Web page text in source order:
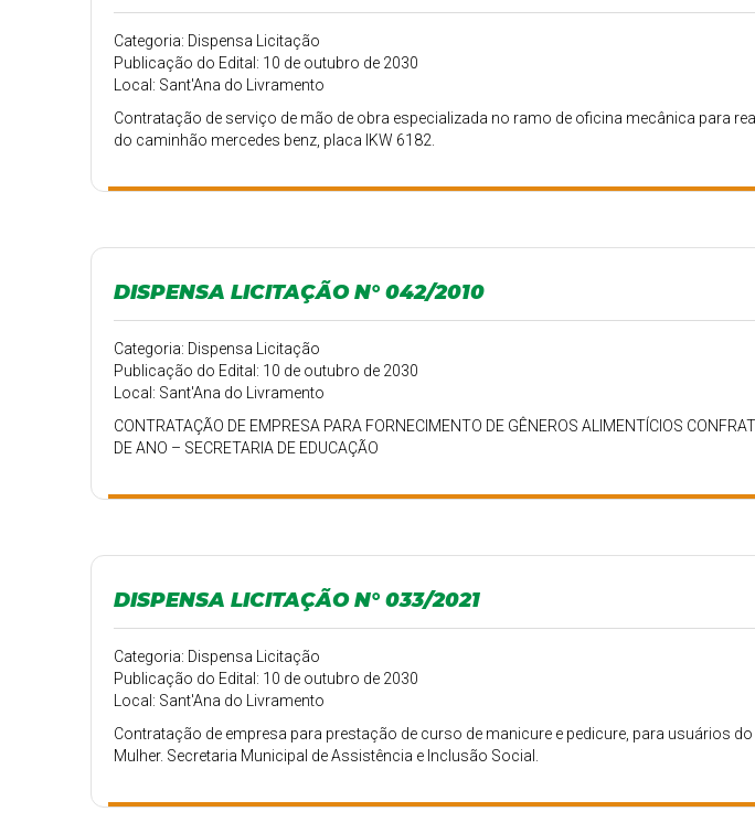
Categoria: Dispensa Licitação
Publicação do Edital: 10 de outubro de 2030
Local: Sant'Ana do Livramento
Contratação de serviço de mão de obra especializada no ramo de oficina mecânica para
do caminhão mercedes benz, placa IKW 6182.
DISPENSA LICITAÇÃO N° 042/2010
Categoria: Dispensa Licitação
Publicação do Edital: 10 de outubro de 2030
Local: Sant'Ana do Livramento
CONTRATAÇÃO DE EMPRESA PARA FORNECIMENTO DE GÊNEROS ALIMENTÍCIOS
DE ANO – SECRETARIA DE EDUCAÇÃO
DISPENSA LICITAÇÃO N° 033/2021
Categoria: Dispensa Licitação
Publicação do Edital: 10 de outubro de 2030
Local: Sant'Ana do Livramento
Contratação de empresa para prestação de curso de manicure e pedicure, para usuários do
Mulher. Secretaria Municipal de Assistência e Inclusão Social.